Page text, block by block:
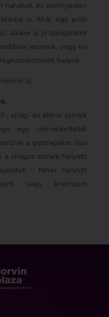
ruhákat, és könnyedén
is. Akár egy póló
Akkor is jó szolgálatot
lesznek, vagy ha
helyre.
is:
, virág- és élénk színek
egy mérsékeltebb
a gazdagabb őszi
a világos színek helyett
– fehér helyett
vagy krémszín